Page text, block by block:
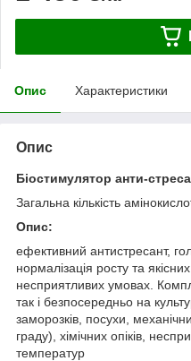
Опис Характеристики
Опис
Біостимулятор анти-
Загальна кількість
Опис:
ефективний антистресант,
нормалізація росту та
несприятливих умовах.
так і безпосередньо на
заморозків, посухи,
граду), хімічних опіків,
температур